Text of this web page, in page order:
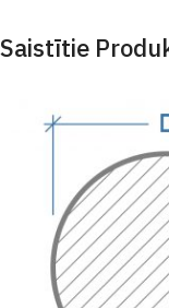
Saistītie